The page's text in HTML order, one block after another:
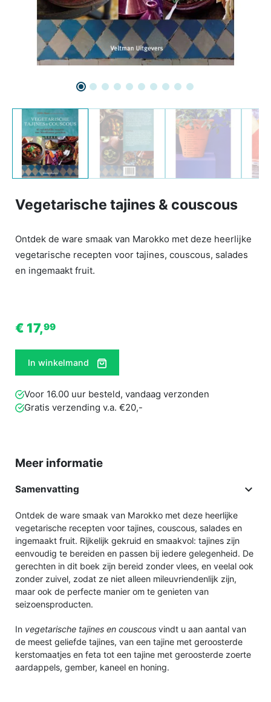
Vegetarische tajines & couscous
Ontdek de ware smaak van Marokko met deze heerlijke
vegetarische recepten voor tajines, couscous, salades
en ingemaakt fruit.
€ 17,99
In winkelmand
Voor 16.00 uur besteld, vandaag verzonden
Gratis verzending v.a. €20,-
Meer informatie
Samenvatting 
Ontdek de ware smaak van Marokko met deze heerlijke
vegetarische recepten voor tajines, couscous, salades en
ingemaakt fruit. Rijkelijk gekruid en smaakvol: tajines zijn
eenvoudig te bereiden en passen bij iedere gelegenheid. De
gerechten in dit boek zijn bereid zonder vlees, en veelal ook
zonder zuivel, zodat ze niet alleen mileuvriendenlijk zijn,
maar ook de perfecte manier om te genieten van
seizoensproducten.
In vegetarische tajines en couscous vindt u aan aantal van
de meest geliefde tajines, van een tajine met geroosterde
kerstomaatjes en feta tot een tajine met geroosterde zoerte
aardappels, gember, kaneel en honing.